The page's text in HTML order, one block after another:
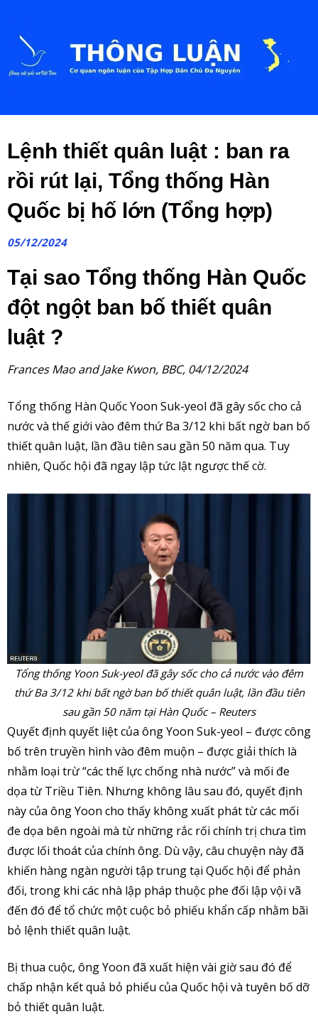
Lệnh thiết quân luật : ban ra
rồi rút lại, Tổng thống Hàn
Quốc bị hố lớn (Tổng hợp)
05/12/2024
Tại sao Tổng thống Hàn Quốc
đột ngột ban bố thiết quân
luật ?
Frances Mao and Jake Kwon, BBC, 04/12/2024
Tổng thống Hàn Quốc Yoon Suk-yeol đã gây sốc cho cả
nước và thế giới vào đêm thứ Ba 3/12 khi bất ngờ ban bố
thiết quân luật, lần đầu tiên sau gần 50 năm qua. Tuy
nhiên, Quốc hội đã ngay lập tức lật ngược thế cờ.
Tổng thống Yoon Suk-yeol đã gây sốc cho cả nước vào đêm
thứ Ba 3/12 khi bất ngờ ban bố thiết quân luật, lần đầu tiên
sau gần 50 năm tại Hàn Quốc – Reuters
Quyết định quyết liệt của ông Yoon Suk-yeol – được công
bố trên truyền hình vào đêm muộn – được giải thích là
nhằm loại trừ “các thế lực chống nhà nước” và mối đe
dọa từ Triều Tiên. Nhưng không lâu sau đó, quyết định
này của ông Yoon cho thấy không xuất phát từ các mối
đe dọa bên ngoài mà từ những rắc rối chính trị chưa tìm
được lối thoát của chính ông. Dù vậy, câu chuyện này đã
khiến hàng ngàn người tập trung tại Quốc hội để phản
đối, trong khi các nhà lập pháp thuộc phe đối lập vội vã
đến đó để tổ chức một cuộc bỏ phiếu khẩn cấp nhằm bãi
bỏ lệnh thiết quân luật.
Bị thua cuộc, ông Yoon đã xuất hiện vài giờ sau đó để
chấp nhận kết quả bỏ phiếu của Quốc hội và tuyên bố dỡ
bỏ thiết quân luật.